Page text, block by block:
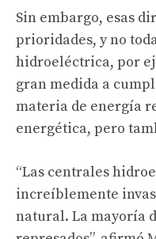
Sin embargo, esas
prioridades, y no
hidroeléctrica, por
gran medida a
materia de energía
energética, pero
“Las centrales
increíblemente
natural. La mayoría